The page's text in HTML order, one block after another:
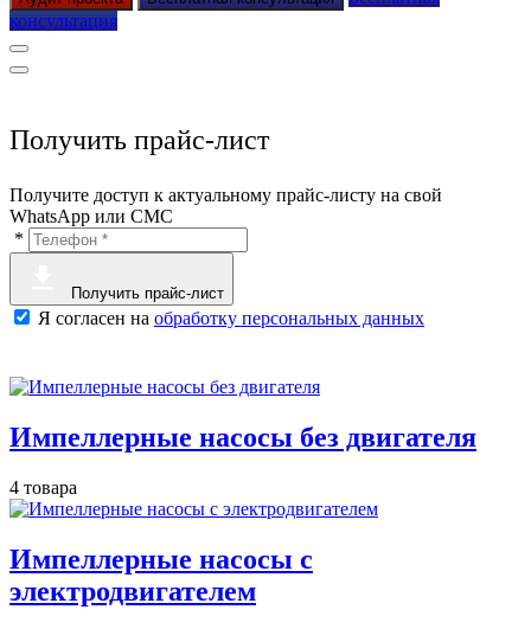
консультация
Получить прайс-лист
Получите доступ к актуальному прайс-листу на свой
WhatsApp или СМС
*
Получить прайс-лист
Я согласен на обработку персональных данных
Импеллерные насосы без двигателя
4 товара
Импеллерные насосы с
электродвигателем